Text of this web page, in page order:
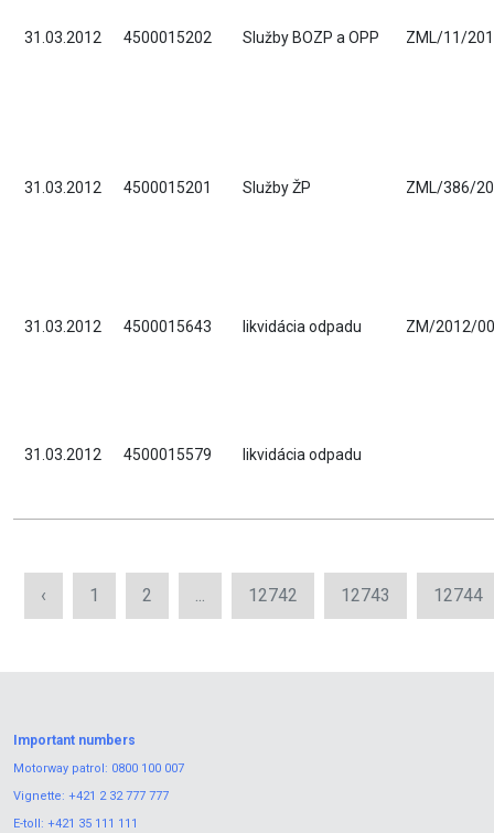
31.03.2012 4500015202 Služby BOZP a OPP ZML/11/
31.03.2012 4500015201 Služby ŽP ZML/386/
31.03.2012 4500015643 likvidácia odpadu ZM/2012/
31.03.2012 4500015579 likvidácia odpadu
‹ 1 2 ... 12742 12743 12744
Important numbers
Motorway patrol: 0800 100 007
Vignette: +421 2 32 777 777
E-toll: +421 35 111 111